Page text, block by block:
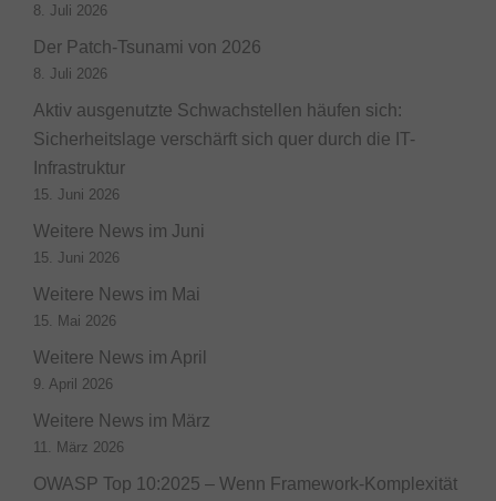
8. Juli 2026
Der Patch-Tsunami von 2026
8. Juli 2026
Aktiv ausgenutzte Schwachstellen häufen sich:
Sicherheitslage verschärft sich quer durch die IT-
Infrastruktur
15. Juni 2026
Weitere News im Juni
15. Juni 2026
Weitere News im Mai
15. Mai 2026
Weitere News im April
9. April 2026
Weitere News im März
11. März 2026
OWASP Top 10:2025 – Wenn Framework-Komplexität